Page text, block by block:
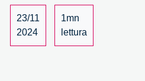
23/11
2024
1mn
lettura